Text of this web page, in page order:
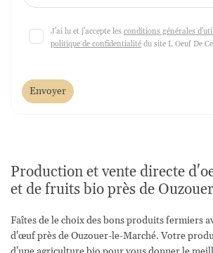
J'ai lu et j'accepte les conditions générales
politique de confidentialité du site L Oeuf De
Envoyer
Production et vente directe
et de fruits bio près de
Faîtes de le choix des bons produits fermiers
d'œuf près de Ouzouer-le-Marché. Votre